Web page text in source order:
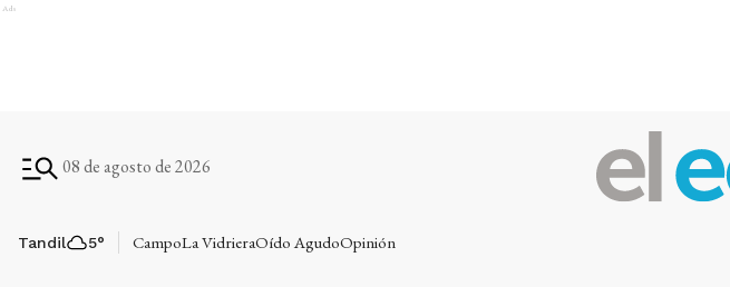
Ads
08 de agosto de 2026
Tandil 5° CampoLa VidrieraOído AgudoOpinión